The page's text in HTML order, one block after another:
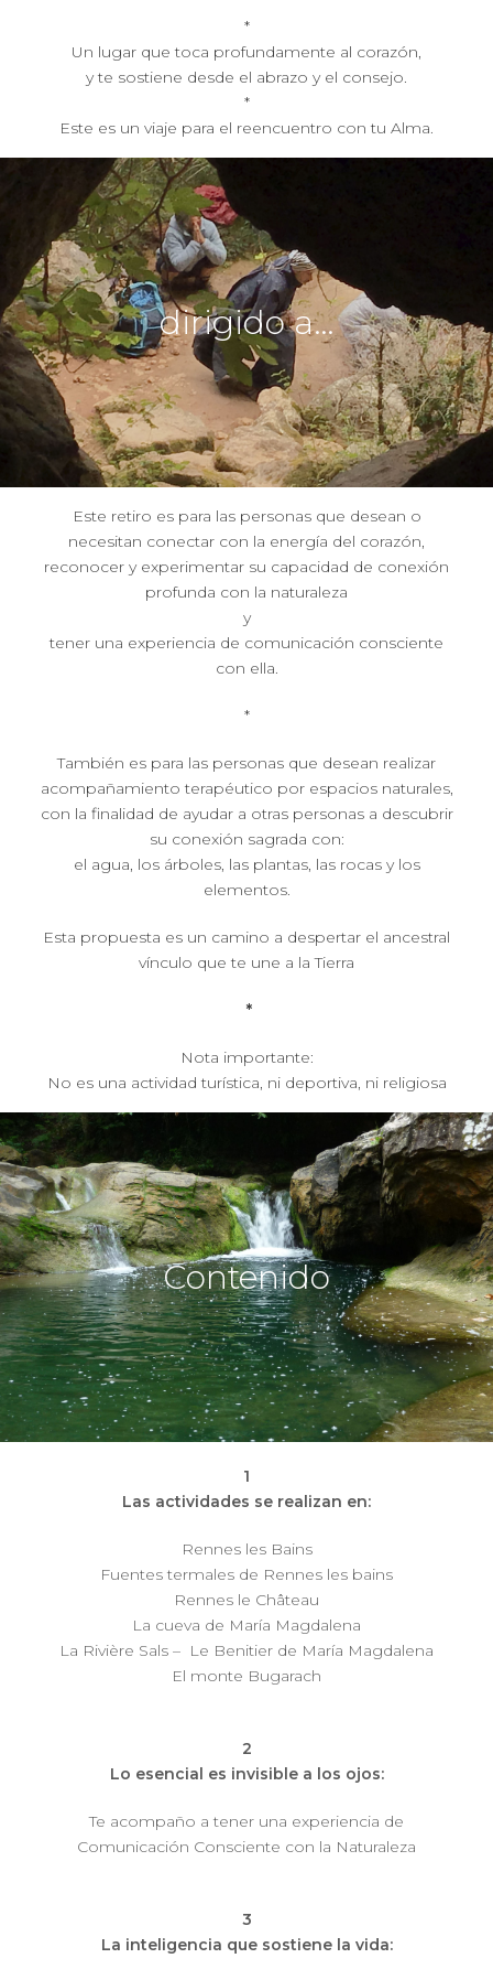
*
Un lugar que toca profundamente al corazón,
y te sostiene desde el abrazo y el consejo.
*
Este es un viaje para el reencuentro con tu Alma.
dirigido a…
Este retiro es para las personas que desean o
necesitan conectar con la energía del corazón,
reconocer y experimentar su capacidad de conexión
profunda con la naturaleza
y
tener una experiencia de comunicación consciente
con ella.
*
También es para las personas que desean realizar
acompañamiento terapéutico por espacios naturales,
con la finalidad de ayudar a otras personas a descubrir
su conexión sagrada con:
el agua, los árboles, las plantas, las rocas y los
elementos.
Esta propuesta es un camino a despertar el ancestral
vínculo que te une a la Tierra
*
Nota importante:
No es una actividad turística, ni deportiva, ni religiosa
Contenido
1
Las actividades se realizan en:
Rennes les Bains
Fuentes termales de Rennes les bains
Rennes le Château
La cueva de María Magdalena
La Rivière Sals – Le Benitier de María Magdalena
El monte Bugarach
2
Lo esencial es invisible a los ojos:
Te acompaño a tener una experiencia de
Comunicación Consciente con la Naturaleza
3
La inteligencia que sostiene la vida: